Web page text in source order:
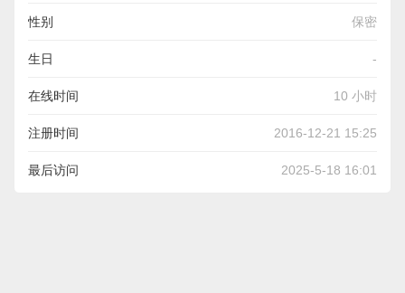
性别 保密
生日 -
在线时间 10 小时
注册时间 2016-12-21 15:25
最后访问 2025-5-18 16:01